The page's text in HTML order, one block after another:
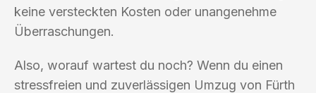
keine versteckten Kosten oder unangenehme
Überraschungen.
Also, worauf wartest du noch? Wenn du einen
stressfreien und zuverlässigen Umzug von Fürth